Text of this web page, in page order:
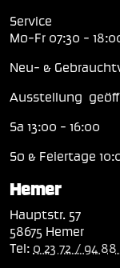
Service
Mo-Fr 07:30 -
Neu- &
Ausstellung
Sa 13:00 - 16:00
So & Feiertage
Hemer
Hauptstr. 57
58675 Hemer
Tel: 0 23 72 / 94